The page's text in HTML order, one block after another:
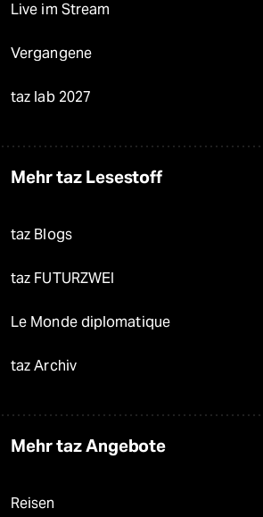
Live im Stream
Vergangene
taz lab 2027
Mehr taz Lesestoff
taz Blogs
taz FUTURZWEI
Le Monde diplomatique
taz Archiv
Mehr taz Angebote
Reisen